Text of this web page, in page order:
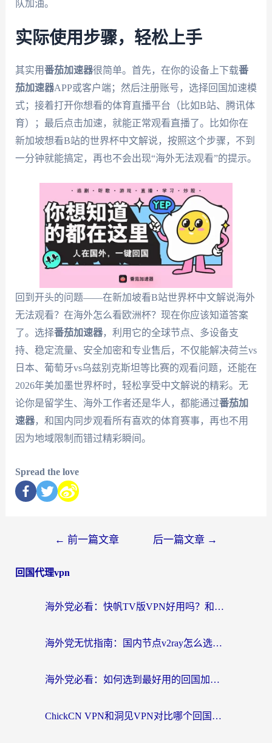
队加油。
实际使用步骤，轻松上手
其实用番茄加速器很简单。首先，在你的设备上下载番
茄加速器APP或客户端；然后注册账号，选择回国加速模
式；接着打开你想看的体育直播平台（比如B站、腾讯体
育）；最后点击加速，就能正常观看直播了。比如你在
新加坡想看B站的世界杯中文解说，按照这个步骤，不到
一分钟就能搞定，再也不会出现“海外无法观看”的提示。
回到开头的问题——在新加坡看B站世界杯中文解说海外
无法观看？在海外怎么看欧洲杯？现在你应该知道答案
了。选择番茄加速器，利用它的全球节点、多设备支
持、稳定流量、安全加密和专业售后，不仅能解决荷兰vs
日本、葡萄牙vs乌兹别克斯坦等比赛的观看问题，还能在
2026年美加墨世界杯时，轻松享受中文解说的精彩。无
论你是留学生、海外工作者还是华人，都能通过番茄加
速器，和国内同步观看所有喜欢的体育赛事，再也不用
因为地域限制而错过精彩瞬间。
Spread the love
← 前一篇文章 后一篇文章 →
回国代理vpn
海外党必看：快帆TV版VPN好用吗？和快游VPN对比哪个回国效果更好？附实用避坑指南
海外党无忧指南：国内节点v2ray怎么选？一键回国VPN+多场景实测帮你避坑
海外党必看：如何选到最好用的回国加速器？从节点到售后的全维度指南
ChickCN VPN和洞见VPN对比哪个回国效果更好？海外党亲测3款加速器+避坑指南